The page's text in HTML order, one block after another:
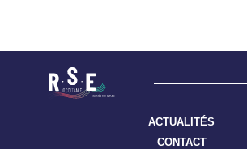
ACTUALITÉS
CONTACT